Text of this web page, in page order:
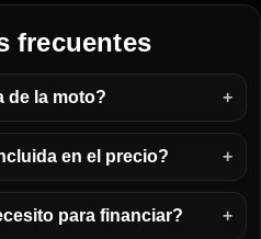
frecuentes
de la moto?
en el precio?
para financiar?